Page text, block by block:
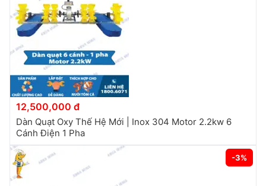
12,500,000 đ
Dàn Quạt Oxy Thế Hệ Mới | Inox 304 Motor 2.2kw 6
Cánh Điện 1 Pha
-3%